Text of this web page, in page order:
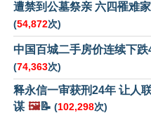
遭禁到公墓祭亲 六四罹难
(54,872次)
中国百城二手房价连续下跌
(74,363次)
释永信一审获刑24年 让人
谋 🖼️📝 (102,298次)